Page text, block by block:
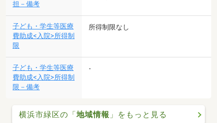
担－備考
子ども・学生等医療
費助成<入院>所得制
限
所得制限なし
子ども・学生等医療
費助成<入院>所得制
限－備考
-
横浜市緑区の「地域情報 」をもっと見る